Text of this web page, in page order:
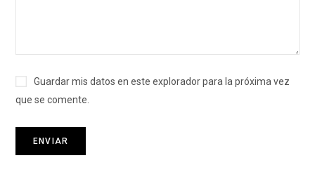
Guardar mis datos en este explorador para la próxima vez
que se comente.